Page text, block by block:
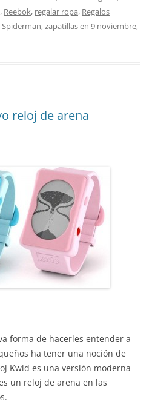
, Reebok, regalar ropa, Regalos
Spiderman,zapatillasen 9 noviembre,
reloj de arena
forma de hacerles entender a
ha tener una noción de
Kwid es una versión moderna
un reloj de arena en las